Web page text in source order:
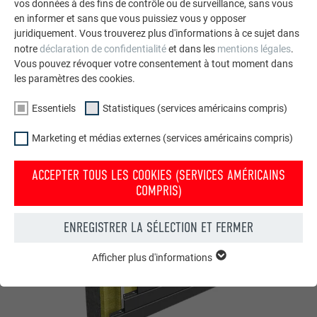
Système de façade avec Sidings verticaux, sur sous-construction en
vos données à des fins de contrôle ou de surveillance, sans vous
en informer et sans que vous puissiez vous y opposer
juridiquement. Vous trouverez plus d'informations à ce sujet dans
notredéclaration de confidentialitéet dans les mentions légales.
Vous pouvez révoquer votre consentement à tout moment dans
les paramètres des cookies.
Essentiels Statistiques (services américains compris)
Marketing et médias externes (services américains compris)
ACCEPTER TOUS LES COOKIES (SERVICES AMÉRICAINS
COMPRIS)
ENREGISTRER LA SÉLECTION ET FERMER
fonctions de base du site Internet. Ils garantissent que le site
Internet fonctionne correctement.
Afficher plus d'informations